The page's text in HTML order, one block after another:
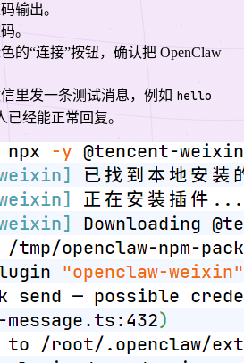
输出。
。
的“连接”按钮，确认把 OpenClaw
里发一条测试消息，例如 hello
已经能正常回复。